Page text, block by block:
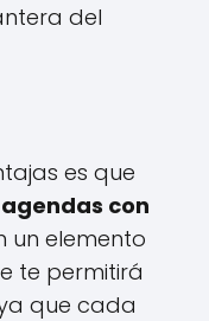
del
es que
con
un elemento
te permitirá
que cada